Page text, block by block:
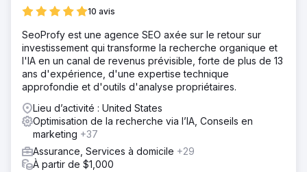
10 avis
SeoProfy est une agence SEO axée sur le retour sur
investissement qui transforme la recherche organique et
l'IA en un canal de revenus prévisible, forte de plus de 13
ans d'expérience, d'une expertise technique
approfondie et d'outils d'analyse propriétaires.
Lieu d’activité : United States
Optimisation de la recherche via l’IA, Conseils en
marketing +37
Assurance, Services à domicile +29
À partir de $1,000